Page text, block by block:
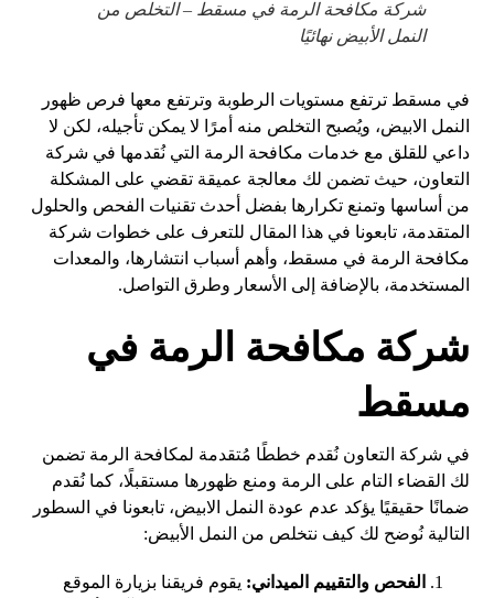
شركة مكافحة الرمة في مسقط – التخلص من
النمل الأبيض نهائيًا
في مسقط ترتفع مستويات الرطوبة وترتفع معها فرص ظهور
النمل الابيض، ويُصبح التخلص منه أمرًا لا يمكن تأجيله، لكن لا
داعي للقلق مع خدمات مكافحة الرمة التي نُقدمها في شركة
التعاون، حيث تضمن لك معالجة عميقة تقضي على المشكلة
من أساسها وتمنع تكرارها بفضل أحدث تقنيات الفحص والحلول
المتقدمة، تابعونا في هذا المقال للتعرف على خطوات شركة
مكافحة الرمة في مسقط، وأهم أسباب انتشارها، والمعدات
المستخدمة، بالإضافة إلى الأسعار وطرق التواصل.
شركة مكافحة الرمة في
مسقط
في شركة التعاون نُقدم خططًا مُتقدمة لمكافحة الرمة تضمن
لك القضاء التام على الرمة ومنع ظهورها مستقبلًا، كما نُقدم
ضمانًا حقيقيًا يؤكد عدم عودة النمل الابيض، تابعونا في السطور
التالية نُوضح لك كيف نتخلص من النمل الأبيض:
الفحص والتقييم الميداني: يقوم فريقنا بزيارة الموقع